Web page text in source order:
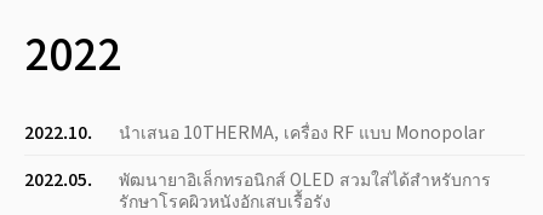
2022
2022.10.
นำเสนอ 10THERMA, เครื่อง RF แบบ Monopolar
2022.05.
พัฒนายาอิเล็กทรอนิกส์ OLED สวมใส่ได้สำหรับการ
รักษาโรคผิวหนังอักเสบเรื้อรัง